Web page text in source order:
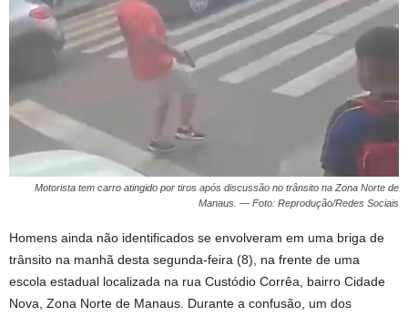
Motorista tem carro atingido por tiros após discussão no trânsito na Zona Norte de
Manaus. — Foto: Reprodução/Redes Sociais
Homens ainda não identificados se envolveram em uma briga de
trânsito na manhã desta segunda-feira (8), na frente de uma
escola estadual localizada na rua Custódio Corrêa, bairro Cidade
Nova, Zona Norte de Manaus. Durante a confusão, um dos